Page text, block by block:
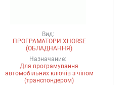
Вид:
ПРОГРАМАТОРИ XHORSE
(ОБЛАДНАННЯ)
Назначание:
Для програмування
автомобільних ключів з чіпом
(транспондером)